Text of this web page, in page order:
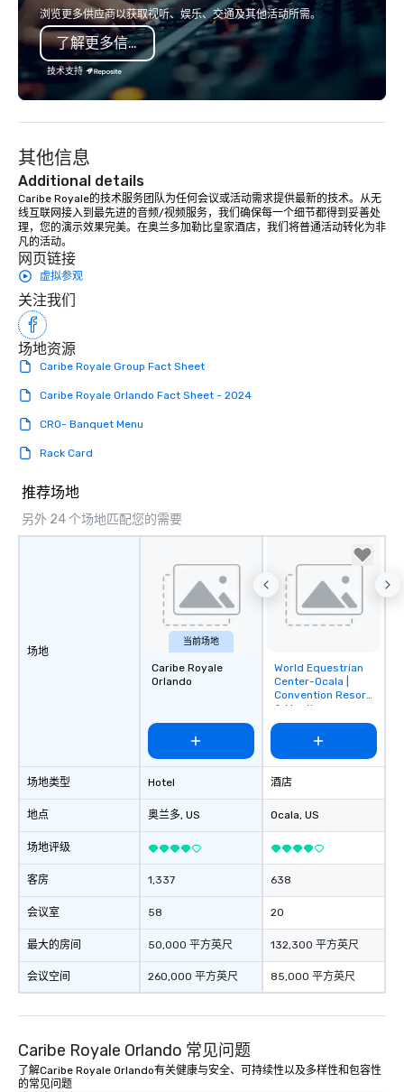
same-day gallery
agenda demands it),
channels. From
to executive
浏览更多供应商以获取视听、娱乐、交通及其他活动所需。
了解更多信息
技术支持
其他信息
Additional details
Caribe Royale的技术服务团队为任何会议或活动需求提供最新的技术。从无
线互联网接入到最先进的音频/视频服务，我们确保每一个细节都得到妥善处
理，您的演示效果完美。在奥兰多加勒比皇家酒店，我们将普通活动转化为非
凡的活动。
网页链接
虚拟参观
关注我们
场地资源
Caribe Royale Group Fact Sheet
Caribe Royale Orlando Fact Sheet - 2024
CRO- Banquet Menu
Rack Card
推荐场地
另外 24 个场地匹配您的需要
场地
场地类型
地点
场地评级
客房
会议室
最大的房间
会议空间
当前场地
Caribe Royale
Orlando
Hotel
奥兰多, US
1,337
58
50,000 平方英尺
260,000 平方英尺
Removed from
favorites
World Equestrian
Center-Ocala |
Convention Resort
& Meetings
酒店
Ocala, US
638
20
132,300 平方英尺
85,000 平方英尺
Caribe Royale Orlando 常见问题
了解Caribe Royale Orlando有关健康与安全、可持续性以及多样性和包容性
的常见问题